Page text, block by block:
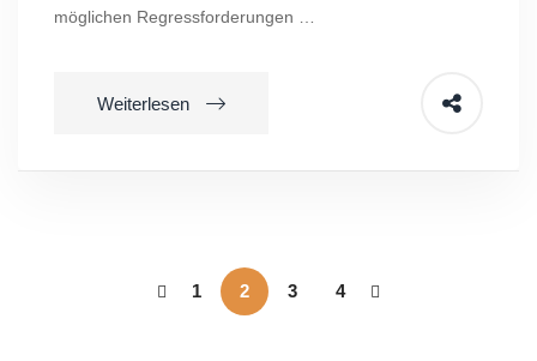
möglichen Regressforderungen …
Weiterlesen
1 2 3 4